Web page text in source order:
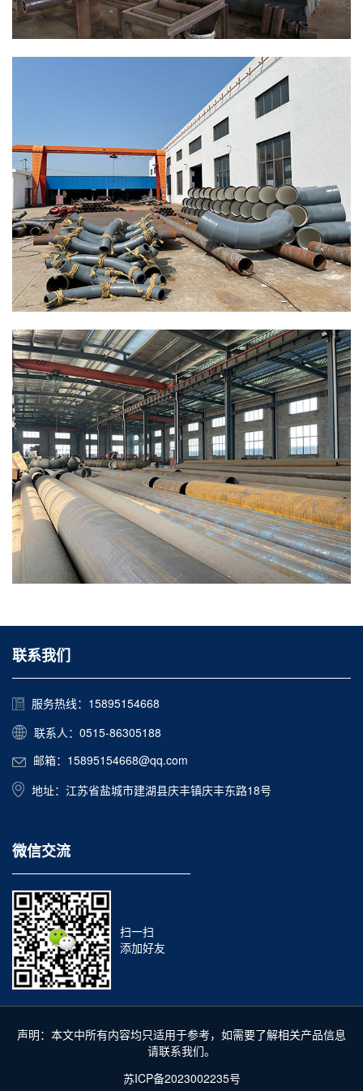
联系我们
服务热线：15895154668
联系人：0515-86305188
邮箱：15895154668@qq.com
地址：江苏省盐城市建湖县庆丰镇庆丰东路18号
微信交流
扫一扫
添加好友
声明：本文中所有内容均只适用于参考，如需要了解相关产品信息
请联系我们。
苏ICP备2023002235号